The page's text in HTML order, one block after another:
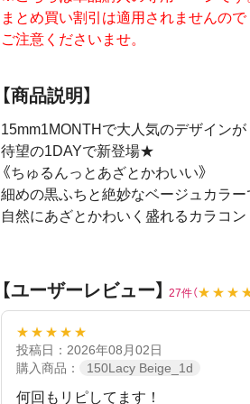
まとめ買い割引は適用されませんので
ご注意くださいませ。
【商品説明】
15mm1MONTHで大人気のデザインが
待望の1DAYで新登場★
《ちゅるんっとあざとかわいい》
細めの黒ふちと絶妙なベージュカラー
自然にあざとかわいく盛れるカラコン
【ユーザーレビュー】 27件（
★★★★★
投稿日：2026年08月02日
購入商品：
150Lacy Beige_1d
何回もリピしてます！